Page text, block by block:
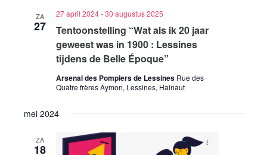
ZA
27
Tentoonstelling “Wat als ik 20 jaar
geweest was in 1900 : Lessines
tijdens de Belle Époque”
27 april 2024-30 augustus 2025
Arsenal des Pompiers de Lessines Rue des
Quatre frères Aymon, Lessines, Hainaut
mei 2024
ZA
18